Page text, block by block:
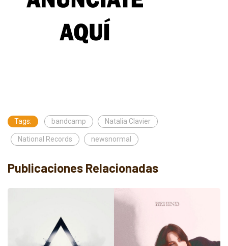
Tags: bandcamp Natalia Clavier
National Records newsnormal
Publicaciones Relacionadas